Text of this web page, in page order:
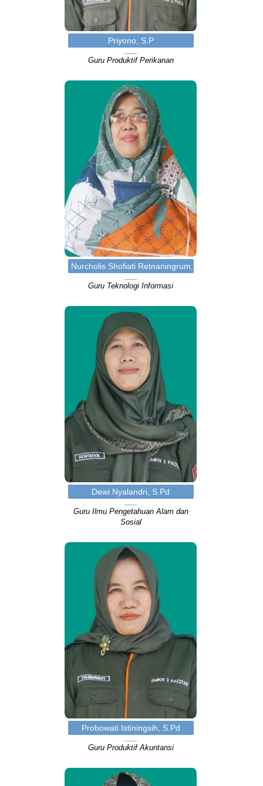
Priyono, S.P
Guru Produktif Perikanan
Nurcholis Shofiati Retnaningrum, S.Kom
Guru Teknologi Informasi
Dewi Nyalandri, S.Pd
Guru Ilmu Pengetahuan Alam dan
Sosial
Probowati Istiningsih, S.Pd
Guru Produktif Akuntansi